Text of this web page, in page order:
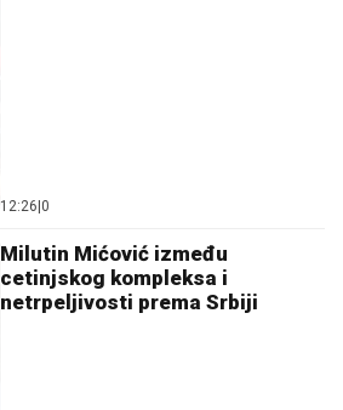
12:26|0
Milutin Mićović između
cetinjskog kompleksa i
netrpeljivosti prema Srbiji